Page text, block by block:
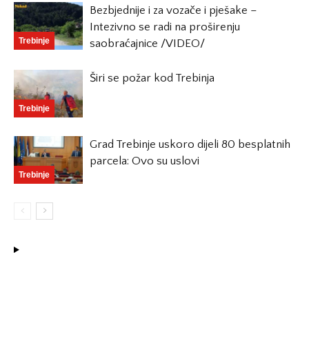
Trebinje
Bezbjednije i za vozače i pješake –
Intezivno se radi na proširenju
saobraćajnice /VIDEO/
Trebinje
Širi se požar kod Trebinja
Trebinje
Grad Trebinje uskoro dijeli 80 besplatnih
parcela: Ovo su uslovi